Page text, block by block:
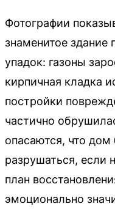
Фотографии
знаменитое здание
упадок: газоны
кирпичная кладка
постройки
частично
опасаются, что
разрушаться, если
план
эмоционально